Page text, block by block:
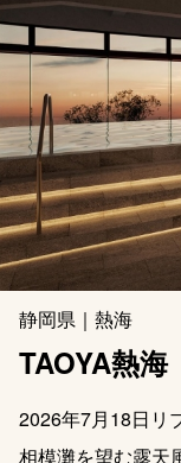
静岡県｜熱海
TAOYA熱海
2026年7月18日リ
相模灘を望む露天